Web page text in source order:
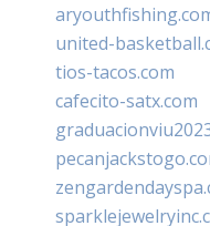
united-
tios-tacos.com
cafecito-satx.com